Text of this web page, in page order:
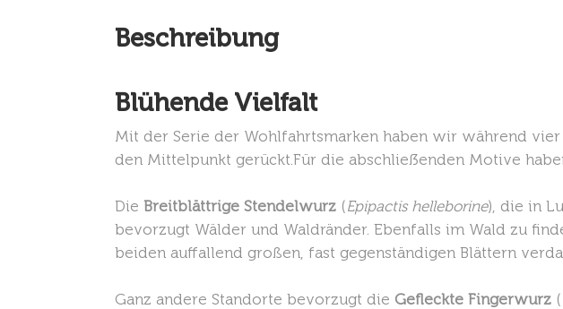
Beschreibung
Blühende Vielfalt
Mit der Serie der Wohlfahrtsmarken haben wir während
den Mittelpunkt gerückt.Für die abschlieẞenden Motive
Die Breitblättrige Stendelwurz (Epipactis helleborine), die in
bevorzugt Wälder und Waldränder. Ebenfalls im Wald zu
beiden auffallend großen, fast gegenständigen Blättern
Ganz andere Standorte bevorzugt die Gefleckte Fingerwurz (